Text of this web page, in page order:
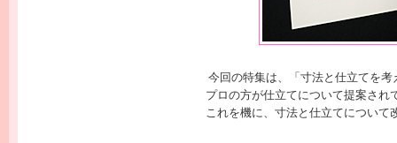
今回の特集は、「寸法と仕立てを
プロの方が仕立てについて提案され
これを機に、寸法と仕立てについ